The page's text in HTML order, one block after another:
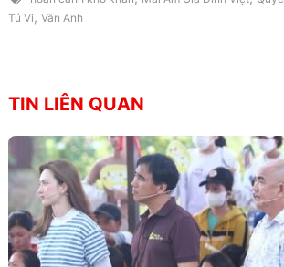
Tú Vi , Văn Anh
TIN LIÊN QUAN